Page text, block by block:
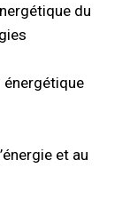
du
énergétique
et au